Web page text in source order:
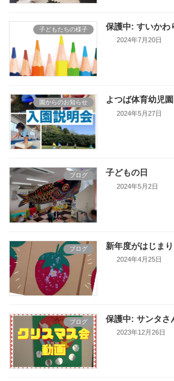
子どもたちの様子 保護中: すいかわ
2024年7月20日
園からのお知らせ よつば体育幼児
2024年5月27日
ブログ 子どもの日
2024年5月2日
ブログ 新年度がはじま
2024年4月25日
ブログ 保護中: サンタさ
2023年12月26日